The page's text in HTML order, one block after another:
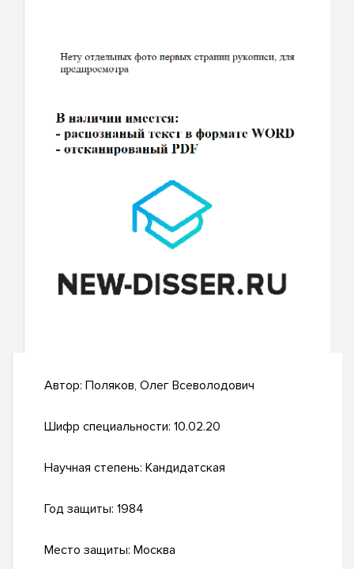
Автор: Поляков, Олег Всеволодович
Шифр специальности: 10.02.20
Научная степень: Кандидатская
Год защиты: 1984
Место защиты: Москва